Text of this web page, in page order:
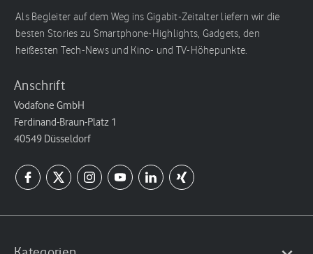
Als Begleiter auf dem Weg ins Gigabit-Zeitalter liefern wir die
besten Stories zu Smartphone-Highlights, Gadgets, den
heißesten Tech-News und Kino- und TV-Höhepunkte.
Anschrift
Vodafone GmbH
Ferdinand-Braun-Platz 1
40549 Düsseldorf